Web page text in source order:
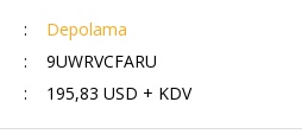
Depolama
9UWRVCFARU
195,83 USD + KDV